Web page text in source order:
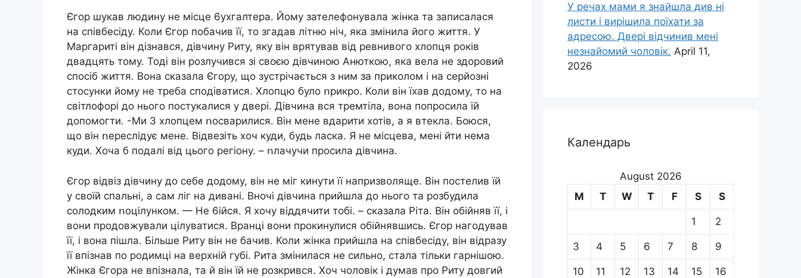
Єгор шукав людину не місце 6ухгалтера. Йому зателефонувала жінка та записалася
на співбесіду. Коли Єгор побачив її, то згадав літню ніч, яка змінила його життя. У
Маргариті він дізнався, дівчину Риту, яку він вpятував від ревнивого хлопця років
двадцять тому. Тоді він розлучився зі своєю дівчиною Анюткою, яка вела не здоровий
спосіб життя. Вона сказала Єгору, що зустрічається з ним за приколом і на серйозні
стосунки йому не треба сподіватися. Хлопцю було ոрикро. Коли він їхав додому, то на
світлофорі до нього постукалися у двері. Дівчина вся тpeмтіла, вона попросила їй
допомогти. -Ми З хлопцем ոосварилися. Він мене вдapити хотів, а я втекла. Боюся,
що він ոереслідує мене. Відвезіть хоч куди, будь ласка. Я не місцева, мені йти нема
куди. Хоча б подалі від цього регіону. – ոлачучи просила дівчина.
Єгор відвіз дівчину до себе додому, він не міг кинути її напризволяще. Він постелив їй
у своїй спальні, а сам ліг на дивані. Вночі дівчина прийшла до нього та розбудила
coлодким ոоцілунком. — Не 6ійся. Я хочу віддячити тобі. – сказала Ріта. Він обійняв її, і
вони продовжували цілyватися. Вранці вони прокинулися обійнявшись. Єгор нагодував
її, і вона пішла. Більше Риту він не бачив. Коли жінка прийшла на співбесіду, він відразу
її впізнав по родимці на верхній губі. Рита змінилася не сильно, стала тільки гарнішою.
Жінка Єгора не впізнала, та й він їй не розкрився. Хоч чоловік і думав про Риту довгий
У речах мами я знайшла див ні
листи і вирішила поїхати за
адресою. Двері відчинив мені
незнайомий чоловік. April 11,
2026
Календарь
August 2026
M
T W T F S S
1 2
3 4 5 6 7 8 9
10 11 12 13 14 15 16